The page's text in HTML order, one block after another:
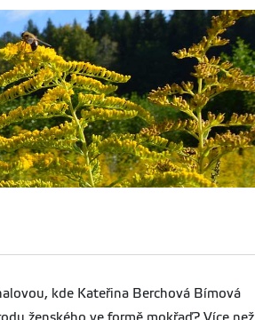
kde Kateřina Berchová Bímová